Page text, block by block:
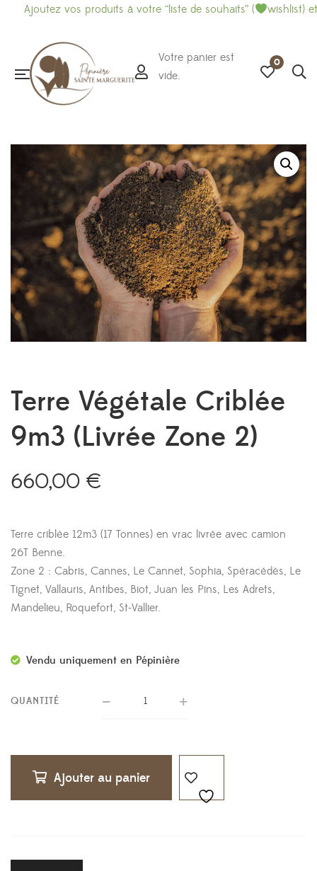
vos produits à votre “liste de souhaits” ( wishlist) et
Votre panier est
vide.
0
Terre Végétale Criblée
9m3 (Livrée Zone 2)
660,00 €
Terre criblée 12m3 (17 Tonnes) en vrac livrée avec camion
26T Benne.
Zone 2 : Cabris, Cannes, Le Cannet, Sophia, Spéracédès, Le
Tignet, Vallauris, Antibes, Biot, Juan les Pins, Les Adrets,
Mandelieu, Roquefort, St-Vallier.
Vendu uniquement en Pépinière
QUANTITÉ
Ajouter au panier